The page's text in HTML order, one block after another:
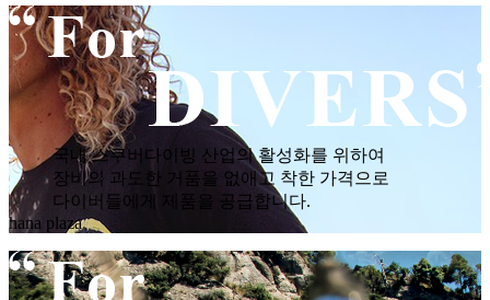
국내 스쿠버다이빙 산업의 활성화를 위하여
장비의 과도한 거품을 없애고 착한 가격으로
다이버들에게 제품을 공급합니다.
hana plaza